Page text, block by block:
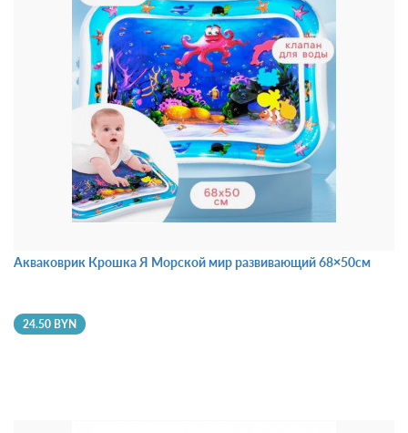
Акваковрик Крошка Я Морской мир развивающий 68×50см
24.50 BYN